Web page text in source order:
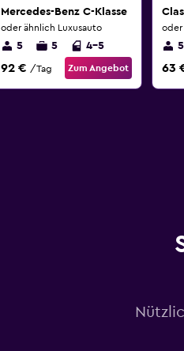
Mercedes-Benz C-Klasse
oder ähnlich Luxusauto
5 5 4-5
92 € /Tag Zum Angebot
oder
5
63